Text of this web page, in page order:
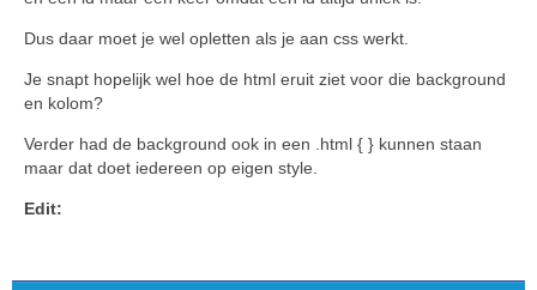
Dus daar moet je wel opletten als je aan css werkt.
Je snapt hopelijk wel hoe de html eruit ziet voor die background
en kolom?
Verder had de background ook in een .html { } kunnen staan
maar dat doet iedereen op eigen style.
Edit: